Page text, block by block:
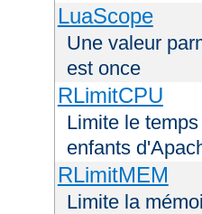
LuaScope
Une valeur
est once
RLimitCPU
Limite le
enfants
RLimitMEM
Limite la